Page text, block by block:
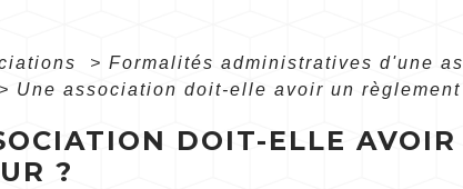
> Formalités administratives d'une
> Une association doit-elle avoir un
DOIT-ELLE
?